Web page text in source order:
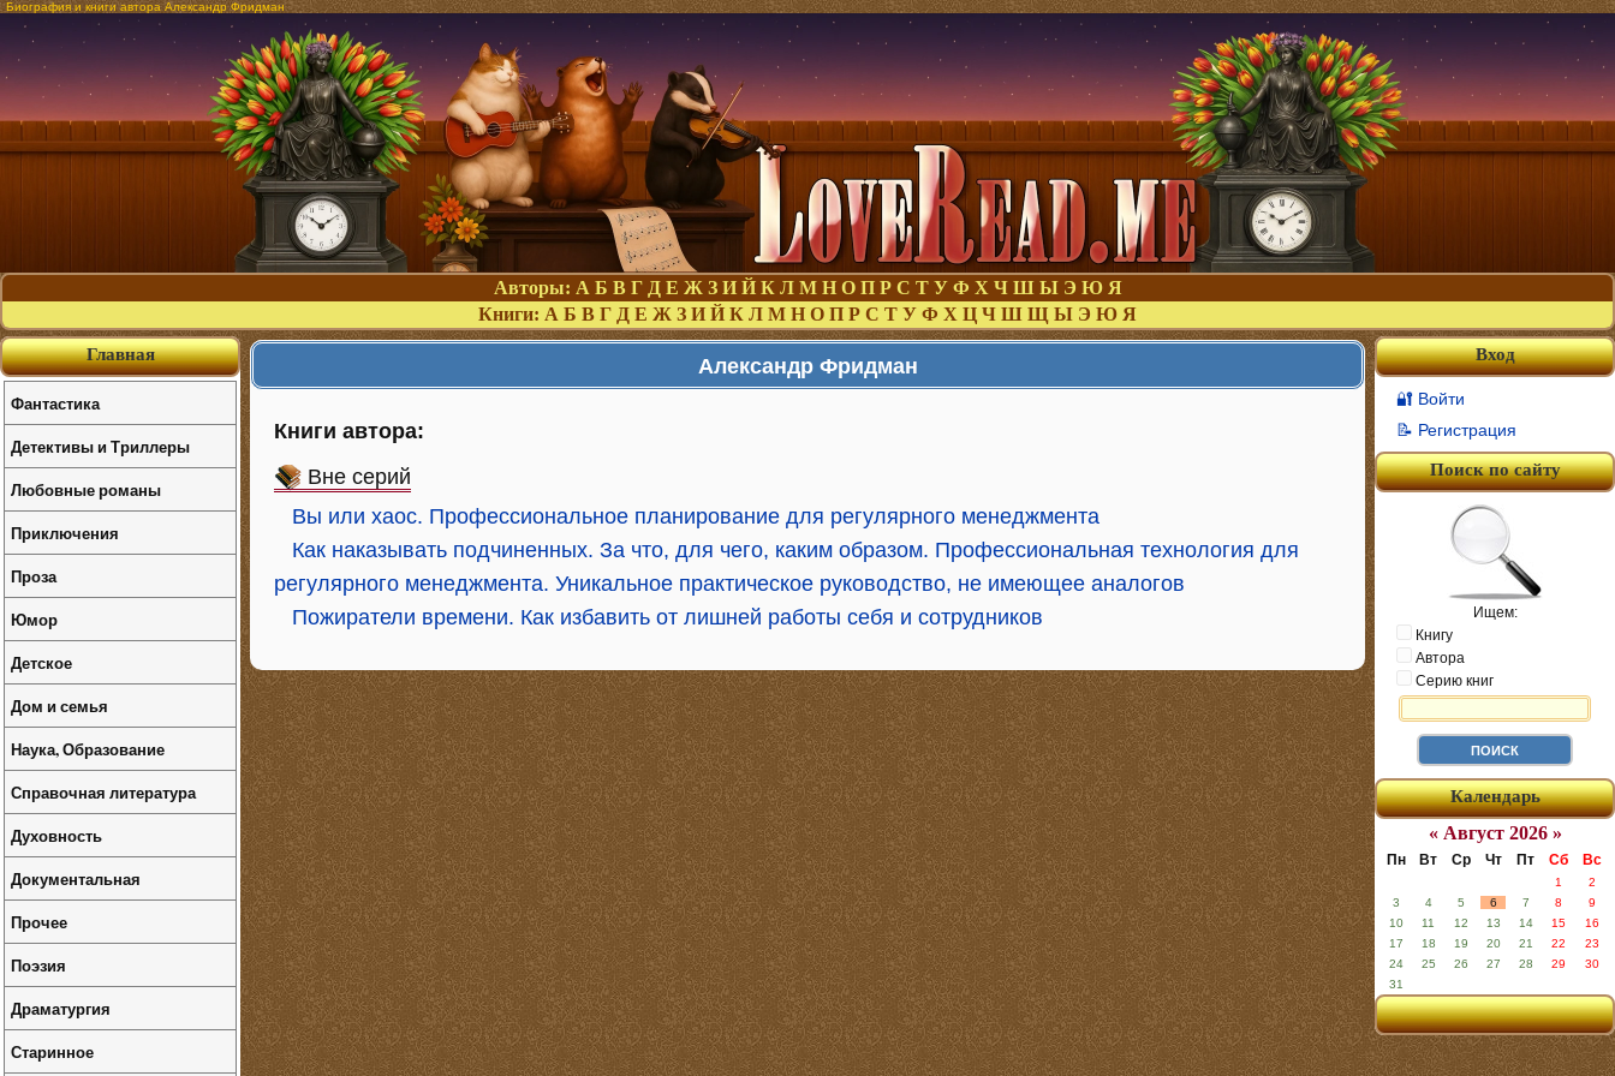
Биография и книги автора Александр Фридман
Авторы: А Б В Г Д Е Ж З И Й К Л М Н О П Р С Т У Ф Х Ч Ш Ы Э Ю Я
Книги: А Б В Г Д Е Ж З И Й К Л М Н О П Р С Т У Ф Х Ц Ч Ш Щ Ы Э Ю Я
Александр Фридман
Книги автора:
Вне серий
Вы или хаос. Профессиональное планирование для регулярного менеджмента
Как наказывать подчиненных. За что, для чего, каким образом. Профессиональная технология для
регулярного менеджмента. Уникальное практическое руководство, не имеющее аналогов
Пожиратели времени. Как избавить от лишней работы себя и сотрудников
Вход
🔐 Войти
📝 Регистрация
Поиск по сайту
Ищем:
Книгу
Автора
Серию книг
Календарь
« Август 2026 »
Пн Вт Ср Чт Пт Сб Вс
1
2
3
4 5 6 7 8
9
10
11 12 13 14 15
16
17
18 19 20 21 22
23
24
25 26 27 28 29
30
31
Главная
Фантастика
Детективы и Триллеры
Любовные романы
Приключения
Проза
Юмор
Детское
Дом и семья
Наука, Образование
Справочная литература
Духовность
Документальная
Прочее
Поэзия
Драматургия
Старинное